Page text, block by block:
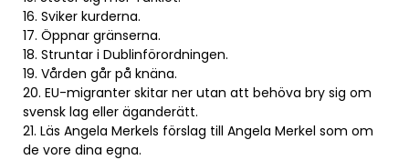
16. Sviker kurderna.
17. Öppnar gränserna.
18. Struntar i Dublinförordningen.
19. Vården går på knäna.
20. EU-migranter skitar ner utan att behöva bry sig om
svensk lag eller äganderätt.
21. Läs Angela Merkels förslag till Angela Merkel som om
de vore dina egna.